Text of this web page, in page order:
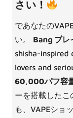
さい！
であなたの
い。 Bang ブレ
shisha-inspired
lovers and
60,000パフ容
ーを搭載した
も、VAPEショ